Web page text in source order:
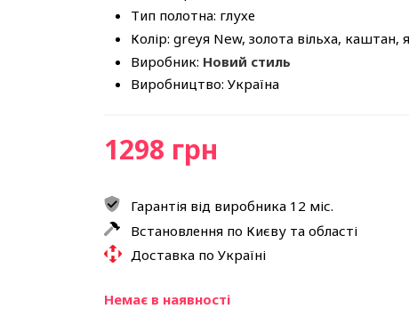
Тип полотна: глухе
Колір: greyя New, золота вільха, каштан,
Виробник: Новий стиль
Виробництво: Україна
1298 грн
Гарантія від виробника 12 міс.
Встановлення по Києву та області
Доставка по Україні
Немає в наявності